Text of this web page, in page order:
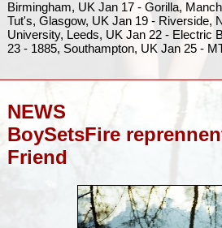
Birmingham, UK Jan 17 - Gorilla,
Tut's, Glasgow, UK Jan 19 - Riverside,
University, Leeds, UK Jan 22 - Electric
23 - 1885, Southampton, UK Jan 25 -
NEWS
BoySetsFire
Friend